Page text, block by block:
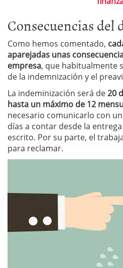
Consecuencias del
Como hemos comentado,
aparejadas unas
empresa, que habitualmente
de la indemnización y el
La indeminización será de20
hasta un máximo de 12
necesario comunicarlo con
días a contar desde la
escrito. Por su parte, el
para reclamar.